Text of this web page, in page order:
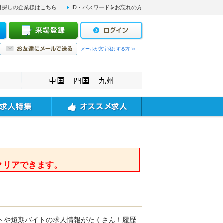
探しの企業様はこちら ID・パスワードをお忘れの方
メールが文字化けする方 ≫
アできます。
短期バイトの求人情報がたくさん！履歴